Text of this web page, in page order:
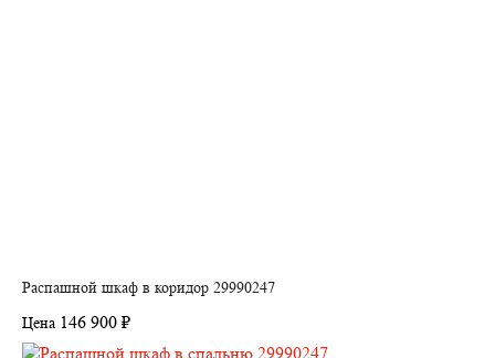
Распашной шкаф в коридор 29990247
Цена 146 900 ₽